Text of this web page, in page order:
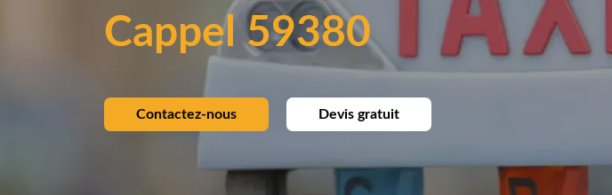
Cappel 59380
Contactez-nous Devis gratuit